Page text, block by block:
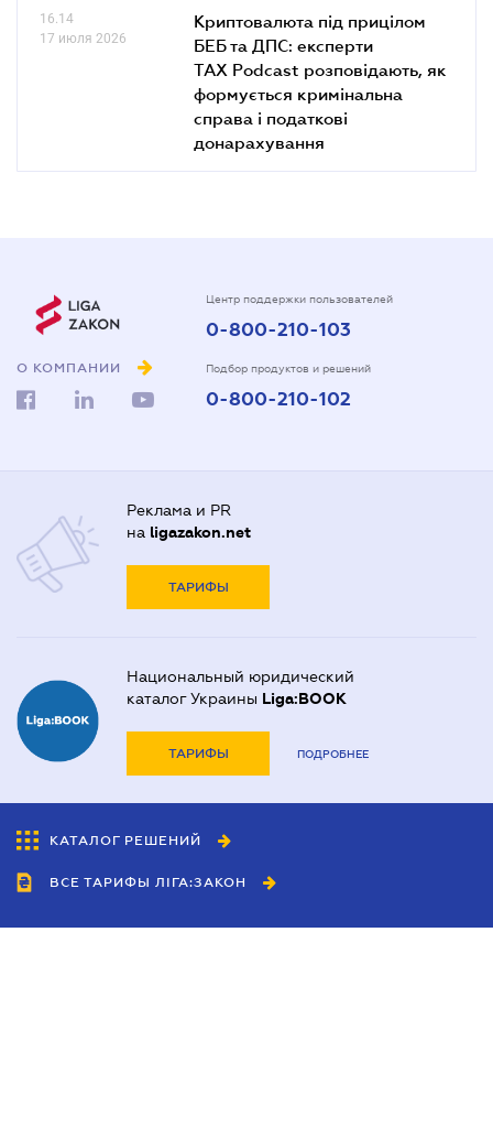
16.14
17 июля 2026
Криптовалюта під прицілом
БЕБ та ДПС: експерти
TAX Podcast розповідають, як
формується кримінальна
справа і податкові
донарахування
О КОМПАНИИ
Центр поддержки пользователей
0-800-210-103
Подбор продуктов и решений
0-800-210-102
Реклама и PR
на ligazakon.net
ТАРИФЫ
Национальный юридический
каталог Украины Liga:BOOK
ТАРИФЫ ПОДРОБНЕЕ
КАТАЛОГ РЕШЕНИЙ
ВСЕ ТАРИФЫ ЛІГА:ЗАКОН